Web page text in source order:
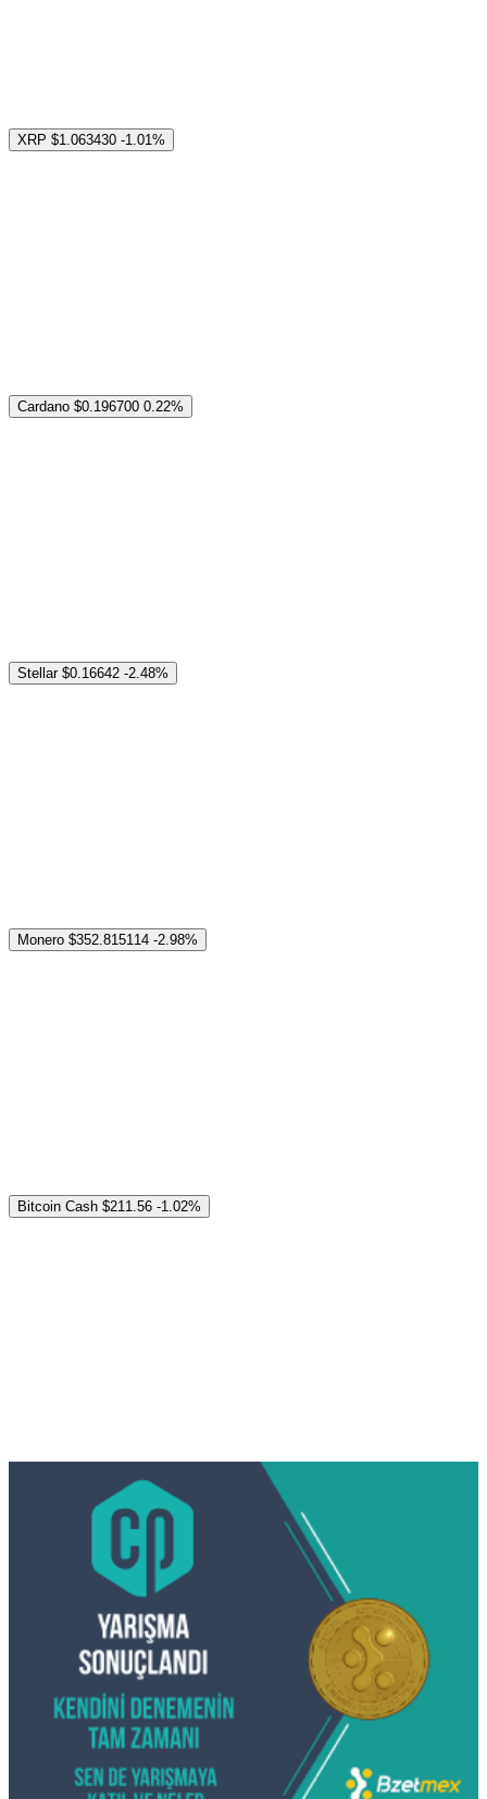
XRP $1.063430 -1.01%
Cardano $0.196700 0.22%
Stellar $0.16642 -2.48%
Monero $352.815114 -2.98%
Bitcoin Cash $211.56 -1.02%